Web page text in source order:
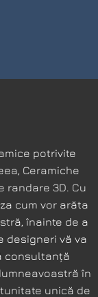
potrivite
Ceramiche
randare 3D. Cu
cum vor arăta
înainte de a
designeri vă va
consultanță
în
unică de